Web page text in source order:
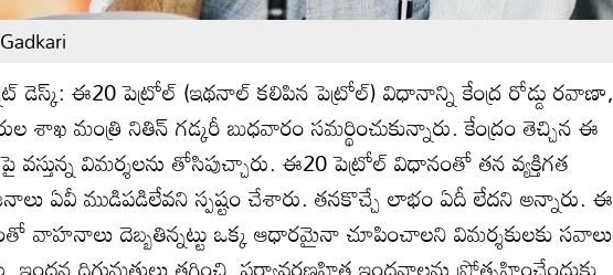
డెస్క్: ఈ20 పెట్రోల్ (ఇథనాల్ కలిపిన పెట్రోల్) విధానాన్ని కేంద్ర రోడ్డు రవాణా,
శాఖ మంత్రి నితిన్ గడ్కరీ బుధవారం సమర్థించుకున్నారు. కేంద్రం తెచ్చిన ఈ
వస్తున్న విమర్శలను తోసిపుచ్చారు. ఈ20 పెట్రోల్‌ విధానంతో తన వ్యక్తిగత
ఏవీ ముడిపడిలేవని స్పష్టం చేశారు. తనకొచ్చే లాభం ఏదీ లేదని అన్నారు. ఈ
వాహనాలు దెబ్బతిన్నట్టు ఒక్క ఆధారమైనా చూపించాలని విమర్శకులకు సవాలు